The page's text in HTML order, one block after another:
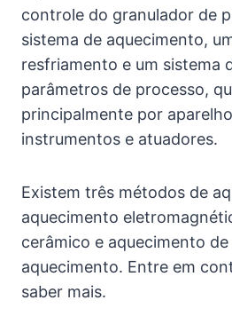
controle do granulador de
sistema de aquecimento,
resfriamento e um sistema
parâmetros de processo,
principalmente por
instrumentos e atuadores.
Existem três métodos de
aquecimento
cerâmico e aquecimento de
aquecimento. Entre em
saber mais.